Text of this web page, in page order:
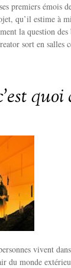
premiers émois
qu’il estime à
la question des
sort en salles
quoi
vivent
du monde